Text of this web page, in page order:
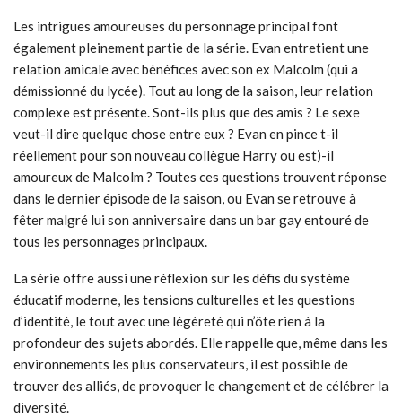
Les intrigues amoureuses du personnage principal font
également pleinement partie de la série. Evan entretient une
relation amicale avec bénéfices avec son ex Malcolm (qui a
démissionné du lycée). Tout au long de la saison, leur relation
complexe est présente. Sont-ils plus que des amis ? Le sexe
veut-il dire quelque chose entre eux ? Evan en pince t-il
réellement pour son nouveau collègue Harry ou est)-il
amoureux de Malcolm ? Toutes ces questions trouvent réponse
dans le dernier épisode de la saison, ou Evan se retrouve à
fêter malgré lui son anniversaire dans un bar gay entouré de
tous les personnages principaux.
La série offre aussi une réflexion sur les défis du système
éducatif moderne, les tensions culturelles et les questions
d’identité, le tout avec une légèreté qui n’ôte rien à la
profondeur des sujets abordés. Elle rappelle que, même dans les
environnements les plus conservateurs, il est possible de
trouver des alliés, de provoquer le changement et de célébrer la
diversité.